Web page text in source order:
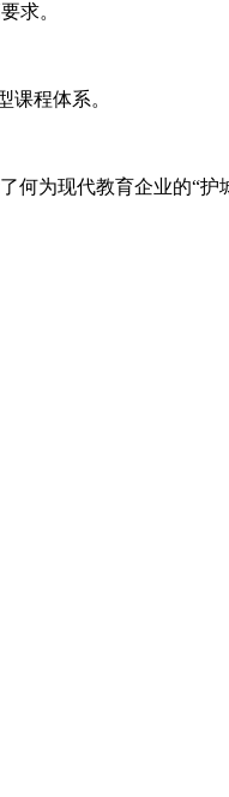
求。
程体系。
为现代教育企业的“